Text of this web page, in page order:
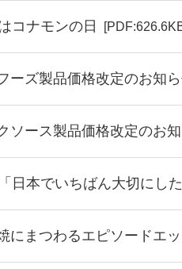
コナモンの日
ーズ製品価格改定のお知
ソース製品価格改定のお
日本でいちばん大切にし
にまつわるエピソードエ